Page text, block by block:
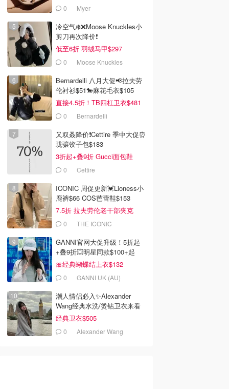
0 Myer
冷空气❄️❌️Moose Knuckles小
剪刀再次降价❗️
低至6折 羽绒马甲$297
0 Moose Knuckles
Bernardelli 八月大促📢拉夫劳
伦衬衫$51🐎麻花毛衣$105
直接4.5折！TB四杠卫衣$481
0 Bernardelli
又双叒降价❗️Cettire 季中大促⏰
珑骧饺子包$183
3折起+叠9折 Gucci面包鞋
$9910 Cettire
ICONIC 周促更新💓Lioness小
鹿裤$66 COS芭蕾鞋$153
7.5折 拉夫劳伦老干部夹克
$4190 THE ICONIC
GANNI官网大促升级！5折起
+叠9折💥明星同款$100+起
🎀经典蝴蝶结上衣$132
0 GANNI UK (AU)
潮人情侣必入✨Alexander
Wang经典水洗/烫钻卫衣来看
经典卫衣$505
0 Alexander Wang